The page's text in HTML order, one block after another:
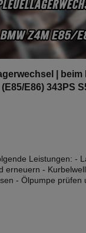
| beim
(E85/E86) 343PS
Leistungen: -
erneuern -
- Ölpumpe prüfen